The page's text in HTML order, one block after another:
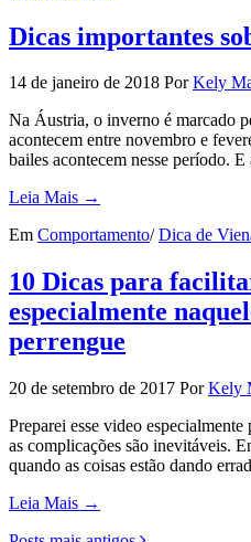
Dicas importantes
14 de janeiro de 2018 Por Kely
Na Áustria, o inverno é marcado
acontecem entre novembro e
bailes acontecem nesse período.
Leia Mais →
Em Comportamento/ Dica de
10 Dicas para
especialmente
perrengue
20 de setembro de 2017 Por Kely
Preparei esse video
as complicações são inevitáveis.
quando as coisas estão dando
Leia Mais →